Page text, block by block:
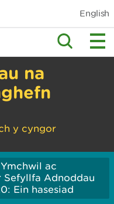
English
na
y cyngor
Ymchwil ac
Adnoddau
Ein hasesiad